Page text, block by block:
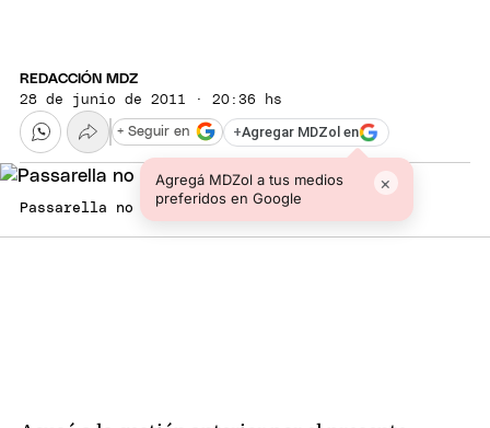
REDACCIÓN MDZ
28 de junio de 2011 · 20:36 hs
+Agregar MDZol en
Agregá MDZol a tus medios
preferidos en Google
×
+ Seguir en
Passarella no se hizo cargo.